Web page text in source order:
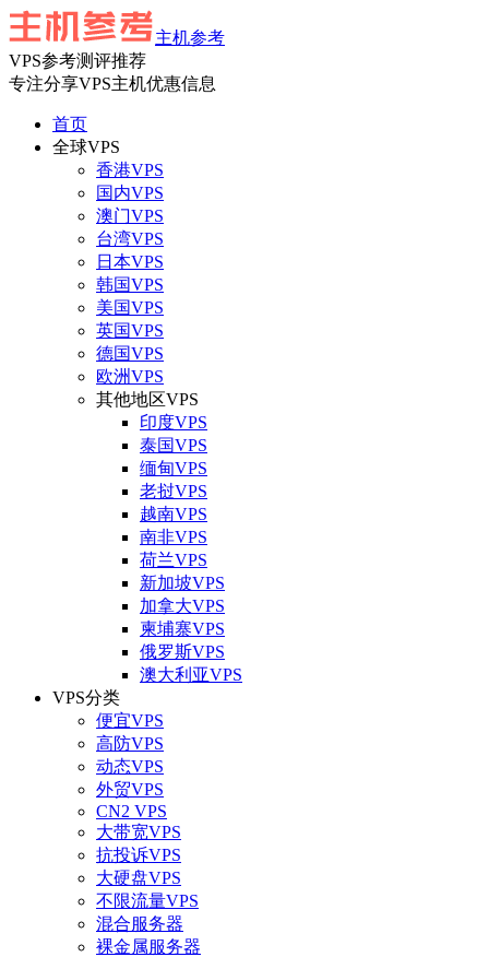
主机参考
VPS参考测评推荐
专注分享VPS主机优惠信息
首页
全球VPS
香港VPS
国内VPS
澳门VPS
台湾VPS
日本VPS
韩国VPS
美国VPS
英国VPS
德国VPS
欧洲VPS
其他地区VPS
印度VPS
泰国VPS
缅甸VPS
老挝VPS
越南VPS
南非VPS
荷兰VPS
新加坡VPS
加拿大VPS
柬埔寨VPS
俄罗斯VPS
澳大利亚VPS
VPS分类
便宜VPS
高防VPS
动态VPS
外贸VPS
CN2 VPS
大带宽VPS
抗投诉VPS
大硬盘VPS
不限流量VPS
混合服务器
裸金属服务器